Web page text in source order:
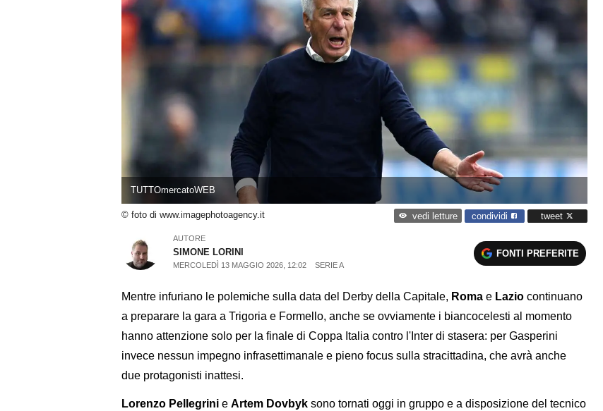
TUTTOmercatoWEB
© foto di www.imagephotoagency.it vedi letture condividi tweet
AUTORE
SIMONE LORINI
MERCOLEDÌ 13 MAGGIO 2026, 12:02 SERIE A
FONTI PREFERITE
Mentre infuriano le polemiche sulla data del Derby della Capitale, Roma e Lazio continuano
a preparare la gara a Trigoria e Formello, anche se ovviamente i biancocelesti al momento
hanno attenzione solo per la finale di Coppa Italia contro l'Inter di stasera: per Gasperini
invece nessun impegno infrasettimanale e pieno focus sulla stracittadina, che avrà anche
due protagonisti inattesi.
Lorenzo Pellegrini e Artem Dovbyk sono tornati oggi in gruppo e a disposizione del tecnico